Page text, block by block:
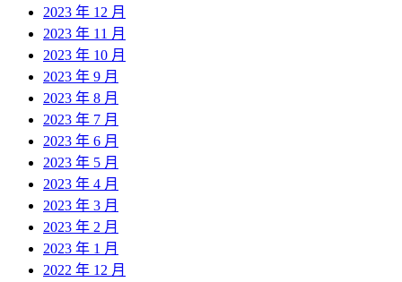
2023 年 12 月
2023 年 11 月
2023 年 10 月
2023 年 9 月
2023 年 8 月
2023 年 7 月
2023 年 6 月
2023 年 5 月
2023 年 4 月
2023 年 3 月
2023 年 2 月
2023 年 1 月
2022 年 12 月